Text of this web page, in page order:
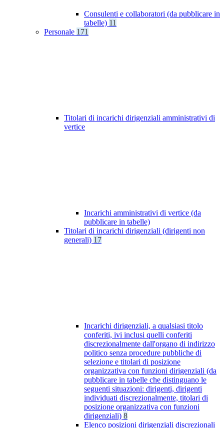
Consulenti e collaboratori (da pubblicare in
tabelle) 11
Personale 171
Titolari di incarichi dirigenziali amministrativi di
vertice
Incarichi amministrativi di vertice (da
pubblicare in tabelle)
Titolari di incarichi dirigenziali (dirigenti non
generali) 17
Incarichi dirigenziali, a qualsiasi titolo
conferiti, ivi inclusi quelli conferiti
discrezionalmente dall'organo di indirizzo
politico senza procedure pubbliche di
selezione e titolari di posizione
organizzativa con funzioni dirigenziali (da
pubblicare in tabelle che distinguano le
seguenti situazioni: dirigenti, dirigenti
individuati discrezionalmente, titolari di
posizione organizzativa con funzioni
dirigenziali) 8
Elenco posizioni dirigenziali discrezionali